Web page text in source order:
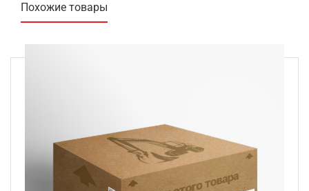
Похожие товары